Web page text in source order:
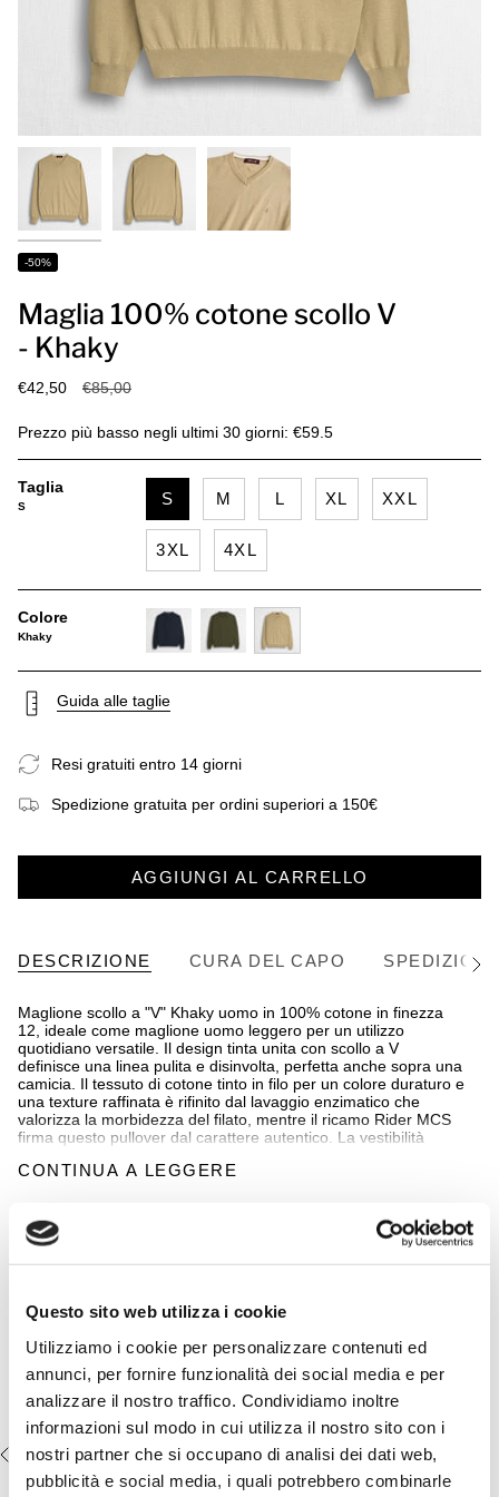
Questo sito web utilizza i cookie
Utilizziamo i cookie per personalizzare contenuti ed
annunci, per fornire funzionalità dei social media e per
analizzare il nostro traffico. Condividiamo inoltre
informazioni sul modo in cui utilizza il nostro sito con i
nostri partner che si occupano di analisi dei dati web,
pubblicità e social media, i quali potrebbero combinarle
-50%
Maglia 100% cotone scollo V
- Khaky
€42,50
Prezzo
€85,00
Prezzo più basso negli ultimi 30 giorni: €59.5
Taglia
S S M L XL XXL
3XL 4XL
Colore
Khaky
Guida alle taglie
Resi gratuiti entro 14 giorni
Spedizione gratuita per ordini superiori a 150€
AGGIUNGI AL CARRELLO
DESCRIZIONE CURA DEL CAPO
Vedi
Maglione scollo a "V" Khaky uomo in 100% cotone in finezza
12, ideale come maglione uomo leggero per un utilizzo
quotidiano versatile. Il design tinta unita con scollo a V
definisce una linea pulita e disinvolta, perfetta anche sopra una
camicia. Il tessuto di cotone tinto in filo per un colore duraturo e
una texture raffinata è rifinito dal lavaggio enzimatico che
valorizza la morbidezza del filato, mentre il ricamo Rider MCS
firma questo pullover dal carattere autentico. La vestibilità
- materiale: 100% cotone
- vestibilità regular fit
- finezza 12
- logo MCS ricamato sul petto
- Colore: Khaky
14MKN150-02501
CONTINUA A LEGGERE
Completa il look:
€44,50 €89,00
VISTI DI RECENTE